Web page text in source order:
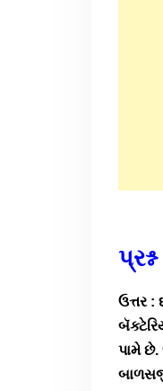
ઉત્તર :
પામે